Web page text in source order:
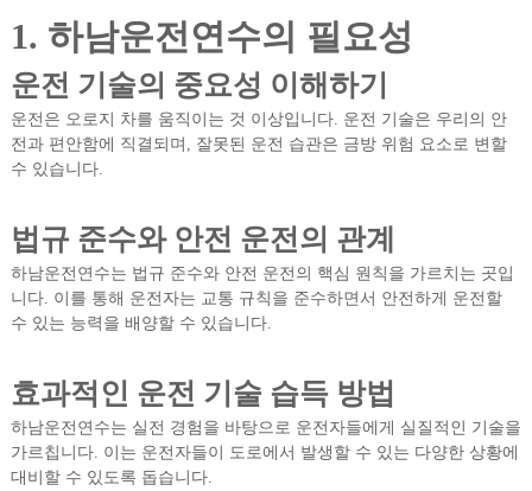
1. 하남운전연수의 필요성
운전 기술의 중요성 이해하기
운전은 오로지 차를 움직이는 것 이상입니다. 운전 기술은 우리의 안
전과 편안함에 직결되며, 잘못된 운전 습관은 금방 위험 요소로 변할
수 있습니다.
법규 준수와 안전 운전의 관계
하남운전연수는 법규 준수와 안전 운전의 핵심 원칙을 가르치는 곳입
니다. 이를 통해 운전자는 교통 규칙을 준수하면서 안전하게 운전할
수 있는 능력을 배양할 수 있습니다.
효과적인 운전 기술 습득 방법
하남운전연수는 실전 경험을 바탕으로 운전자들에게 실질적인 기술을
가르칩니다. 이는 운전자들이 도로에서 발생할 수 있는 다양한 상황에
대비할 수 있도록 돕습니다.